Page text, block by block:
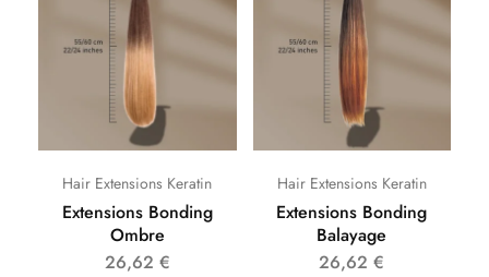
Hair Extensions Keratin
Extensions Bonding
Ombre
26,62 €
Hair Extensions Keratin
Extensions Bonding
Balayage
26,62€